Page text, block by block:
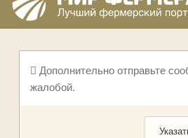
Дополнительно отправьте
жалобой.